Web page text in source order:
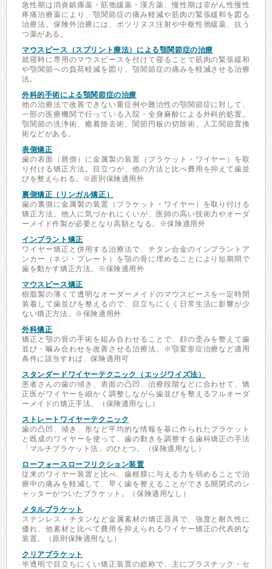
急性期は消炎鎮痛薬・筋弛緩薬・漢方薬、慢性期は非がん性慢性
疼痛治療薬により、顎関節症の痛み軽減や筋肉の緊張緩和を図る
治療法。保険外治療には、ボツリヌス注射や中枢性弛緩薬、抗う
つ薬がある。
マウスピース（スプリント療法）による顎関節症の治療
就寝時に専用のマウスピースを付けて寝ることで筋肉の緊張緩和
や顎関節への負荷軽減を図り、顎関節症の痛みを軽減させる治療
法。
外科的手術による顎関節症の治療
他の治療法で改善できない重症例や難治性の顎関節症に対して、
一部の医療機関で行っている入院・全身麻酔による外科的処置。
顎関節の洗浄術、癒着除去術、関節円板の切除術、人工関節置換
術などがある。
表側矯正
歯の表面（唇側）に金属製の装置（ブラケット・ワイヤー）を取
り付ける矯正方法。目立つが、他の方法と比べ費用を抑えて歯並
びを整えられる。※原則保険適用外
裏側矯正（リンガル矯正）
歯の裏側に金属製の装置（ブラケット・ワイヤー）を取り付ける
矯正方法。他人に気づかれにくいが、医師の高い技術力やオーダ
ーメイド作製が必要となり高額となる。※保険適用外
インプラント矯正
ワイヤー矯正と併用する治療法で、チタン合金のインプラントア
ンカー（ネジ・プレート）を顎の骨に埋めることにより短期間で
歯を動かす矯正方法。※保険適用外
マウスピース矯正
樹脂製の薄くて透明なオーダーメイドのマウスピースを一定時間
装着して歯並びを整えるので、目立ちにくく日常生活に影響が少
ない矯正方法。※保険適用外
外科矯正
矯正と顎の骨の手術を組み合わせることで、顔の歪みを整えて歯
並び・噛み合わせを改善させる治療法。※顎変形症治療など適用
条件に該当すれば、保険適用可
スタンダードワイヤーテクニック（エッジワイズ法）
患者さんの歯の傾き、表面の凸凹、治療段階などに合わせて、矯
正医がワイヤーを細かく調整しながら歯並びを整えるフルオーダ
ーメイドの矯正手法。（保険適用なし）
ストレートワイヤーテクニック
歯の凸凹、傾き、形など平均的な情報を基に作られたブラケット
と既成のワイヤーを使って、歯の動きを調整する歯科矯正の手法
「マルチブラケット法」のひとつ。（保険適用なし）
ローフォースローフリクション装置
従来のワイヤー装置と比べ、歯根膜に与える力を弱めることで治
療中の痛みを軽減して、早く歯を整えることができる開閉式のシ
ャッターがついたブラケット。（保険適用なし）
メタルブラケット
ステンレス・チタンなど金属素材の矯正器具で、強度と耐久性に
優れ、他素材と比べて費用を抑えられるワイヤー矯正の代表的な
装置。（原則保険適用なし）
クリアブラケット
半透明で目立ちにくい矯正装置の総称で、主にプラスチック・セ